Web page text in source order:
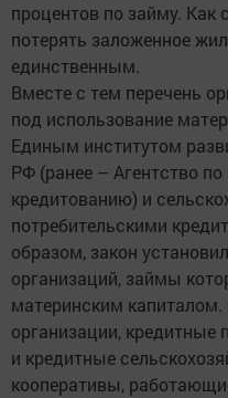
процентов по займу. Как
потерять заложенное
единственным.
Вместе с тем перечень
под использование
Единым институтом
РФ (ранее – Агентство
кредитованию) и
потребительскими
образом, закон
организаций, займы
материнским
организации, кредитные
и кредитные
кооперативы,